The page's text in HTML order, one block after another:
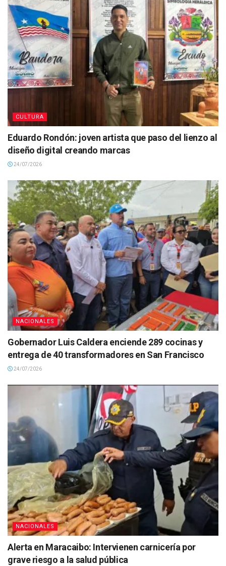
CULTURA
Eduardo Rondón: joven artista que paso del lienzo al
diseño digital creando marcas
24/07/2026
NACIONALES
Gobernador Luis Caldera enciende 289 cocinas y
entrega de 40 transformadores en San Francisco
24/07/2026
NACIONALES
Alerta en Maracaibo: Intervienen carnicería por
grave riesgo a la salud pública